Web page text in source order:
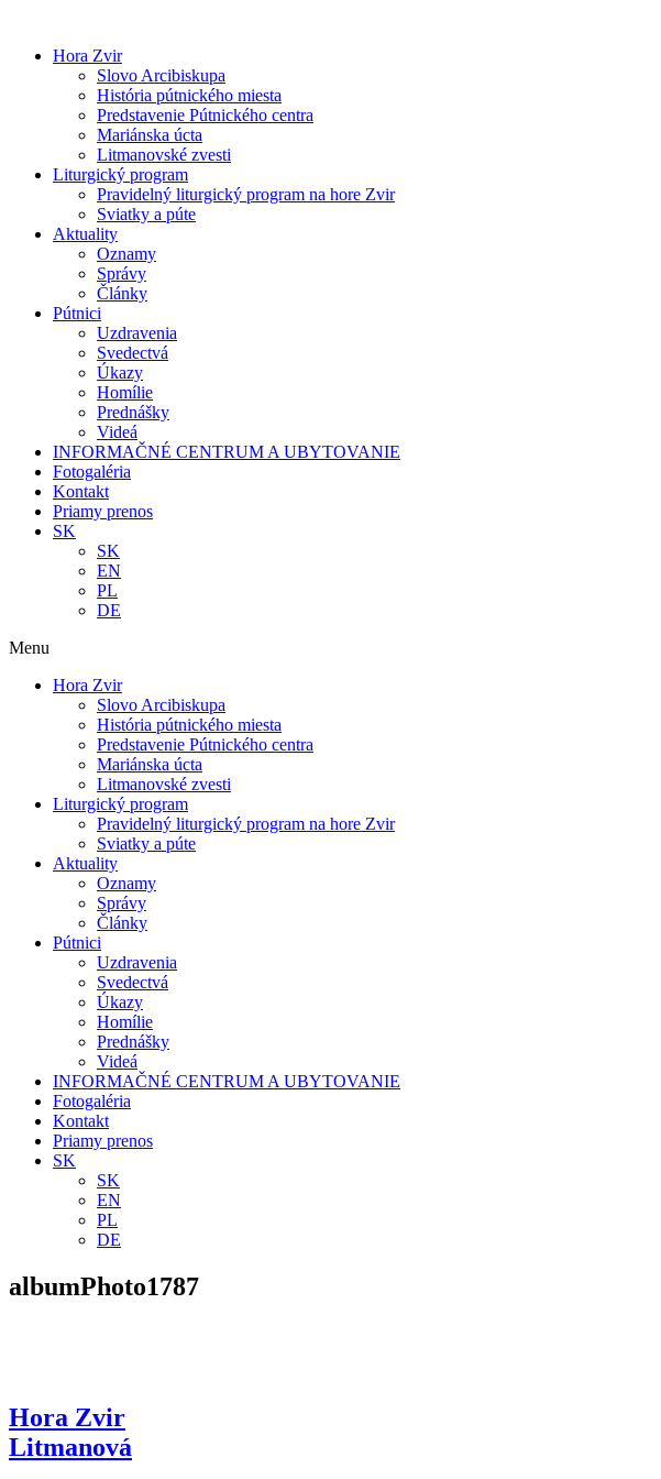
obsah
Hora Zvir
Slovo Arcibiskupa
História pútnického miesta
Predstavenie Pútnického centra
Mariánska úcta
Litmanovské zvesti
Liturgický program
Pravidelný liturgický program na hore Zvir
Sviatky a púte
Aktuality
Oznamy
Správy
Články
Pútnici
Uzdravenia
Svedectvá
Úkazy
Homílie
Prednášky
Videá
INFORMAČNÉ CENTRUM A UBYTOVANIE
Fotogaléria
Kontakt
Priamy prenos
SK
SK
EN
PL
DE
Menu
Hora Zvir
Slovo Arcibiskupa
História pútnického miesta
Predstavenie Pútnického centra
Mariánska úcta
Litmanovské zvesti
Liturgický program
Pravidelný liturgický program na hore Zvir
Sviatky a púte
Aktuality
Oznamy
Správy
Články
Pútnici
Uzdravenia
Svedectvá
Úkazy
Homílie
Prednášky
Videá
INFORMAČNÉ CENTRUM A UBYTOVANIE
Fotogaléria
Kontakt
Priamy prenos
SK
SK
EN
PL
DE
albumPhoto1787
Hora Zvir
Litmanová